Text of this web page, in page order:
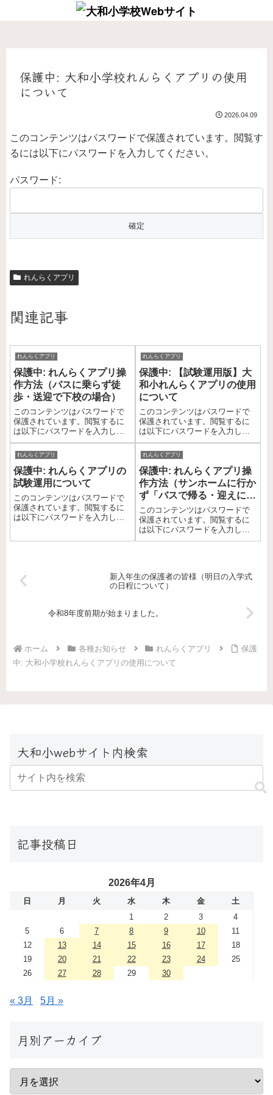
保護中: 大和小学校れんらくアプリの使用
について
2026.04.09
このコンテンツはパスワードで保護されています。閲覧す
るには以下にパスワードを入力してください。
パスワード:
れんらくアプリ
関連記事
れんらくアプリ
保護中: れんらくアプリ操
作方法（バスに乗らず徒
歩・送迎で下校の場合）
このコンテンツはパスワードで
保護されています。閲覧するに
は以下にパスワードを入力して
ください。 パスワード:
れんらくアプリ
保護中: 【試験運用版】大
和小れんらくアプリの使用
について
このコンテンツはパスワードで
保護されています。閲覧するに
は以下にパスワードを入力して
ください。 パスワード:
れんらくアプリ
保護中: れんらくアプリの
試験運用について
このコンテンツはパスワードで
保護されています。閲覧するに
は以下にパスワードを入力して
れんらくアプリ
保護中: れんらくアプリ操
作方法（サンホームに行か
ず「バスで帰る・迎えに行
く」場合）
このコンテンツはパスワードで
保護されています。閲覧するに
は以下にパスワードを入力して
ください。 パスワード:
新入年生の保護者の皆様（明日の入学式
の日程について）
令和8年度前期が始まりました。
ホーム 各種お知らせ れんらくアプリ
保護
中: 大和小学校れんらくアプリの使用について
大和小webサイト内検索
記事投稿日
2026年4月
日 月 火 水 木 金
土
1
2 3
4
5
6 7 8 9 10
11
12
13 14 15 16 17
18
19
20 21 22 23 24
25
26
27 28 29 30
« 3月 5月 »
月別アーカイブ